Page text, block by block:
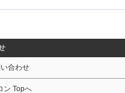
合わせ
ン Topへ